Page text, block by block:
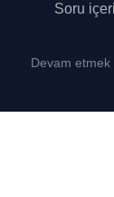
Soru
Devam etmek